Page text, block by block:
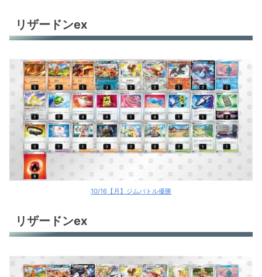
リザードンex
10/16【月】ジムバトル優勝
リザードンex